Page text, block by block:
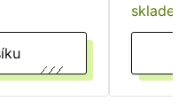
skladem